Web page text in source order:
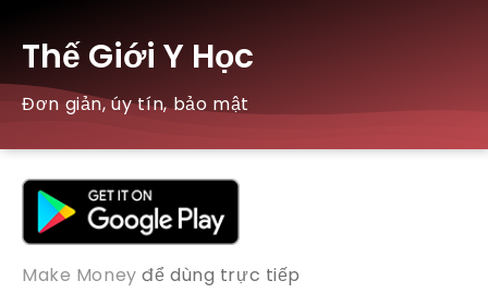
Thế Giới Y Học
Đơn giản, úy tín, bảo mật
Make Money để dùng trực tiếp